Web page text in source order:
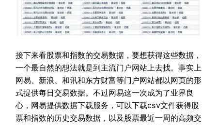
接下来看股票和指数的交易数据，要想获得这些数据，
一个最自然的想法就是到主流门户网站上去找。事实上
网易、新浪、和讯和东方财富等门户网站都以网页的形
式提供每日交易数据。不过网易这一次成为了业界良
心，网易提供数据下载服务，可以下载csv文件获得股
票和指数的历史交易数据，以及股票最近一周的高频交